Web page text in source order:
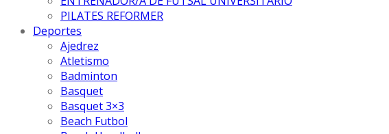
PILATES REFORMER
Deportes
Ajedrez
Atletismo
Badminton
Basquet
Basquet 3×3
Beach Futbol